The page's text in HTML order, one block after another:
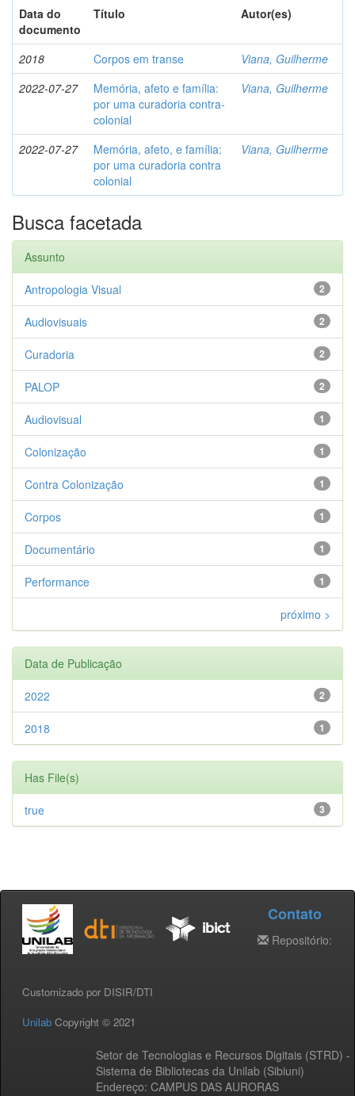
Data do
documento
Título Autor(es)
2018 Corpos em transe
Viana, Guilherme
2022-07-27
Memória, afeto e família:
por uma curadoria contra-
colonial
Viana, Guilherme
2022-07-27
Memória, afeto, e família:
por uma curadoria contra
colonial
Viana, Guilherme
Busca facetada
Assunto
2
Antropologia Visual
2
Audiovisuais
2
Curadoria
2
PALOP
1
Audiovisual
1
Colonização
1
Contra Colonização
1
Corpos
1
Documentário
1
Performance
próximo >
Data de Publicação
2
2022
1
2018
Has File(s)
3
true
Customizado por DISIR/DTI
Unilab Copyright © 2021
Setor de Tecnologias e Recursos Digitais (STRD) -
Sistema de Bibliotecas da Unilab (Sibiuni)
Endereço: CAMPUS DAS AURORAS
Contato
Repositório: